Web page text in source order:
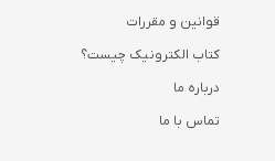
قوانین و مقررات
کتاب الکترونیک چیست؟
درباره ما
تماس با ما